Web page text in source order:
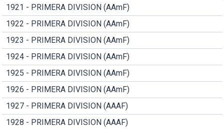
1921 - PRIMERA DIVISION (AAmF)
1922 - PRIMERA DIVISION (AAmF)
1923 - PRIMERA DIVISION (AAmF)
1924 - PRIMERA DIVISION (AAmF)
1925 - PRIMERA DIVISION (AAmF)
1926 - PRIMERA DIVISION (AAmF)
1927 - PRIMERA DIVISION (AAAF)
1928 - PRIMERA DIVISION (AAAF)